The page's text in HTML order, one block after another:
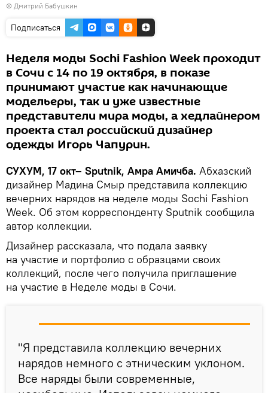
© Дмитрий Бабушкин
Подписаться
Неделя моды Sochi Fashion Week проходит
в Сочи с 14 по 19 октября, в показе
принимают участие как начинающие
модельеры, так и уже известные
представители мира моды, а хедлайнером
проекта стал российский дизайнер
одежды Игорь Чапурин.
СУХУМ, 17 окт– Sputnik, Амра Амичба. Абхазский
дизайнер Мадина Смыр представила коллекцию
вечерних нарядов на неделе моды Sochi Fashion
Week. Об этом корреспонденту Sputnik сообщила
автор коллекции.
Дизайнер рассказала, что подала заявку
на участие и портфолио с образцами своих
коллекций, после чего получила приглашение
на участие в Неделе моды в Сочи.
"Я представила коллекцию вечерних
нарядов немного с этническим уклоном.
Все наряды были современные,